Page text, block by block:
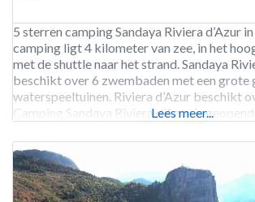
5 sterren camping Sandaya Riviera d’Azur
camping ligt 4 kilometer van zee, in het
met de shuttle naar het strand. Sandaya
beschikt over 6 zwembaden met een grote
waterspeeltuinen. Riviera d’Azur beschikt
Camping Sandaya Riviera d’Azur is
Lees meer...